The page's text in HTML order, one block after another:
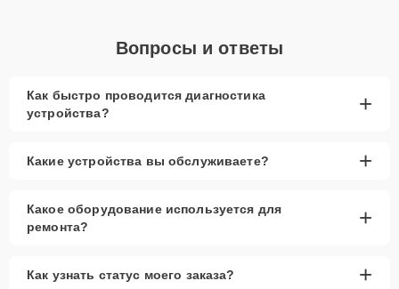
Вопросы и ответы
Как быстро проводится диагностика
устройства?
+
Какие устройства вы обслуживаете? +
Какое оборудование используется для
ремонта?
+
Как узнать статус моего заказа? +